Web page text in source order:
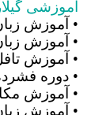
آموزشی گیلار
• آموزش زبان
• آموزش زبان
• آموزش تافل
• دوره فشرده
• آموزش
• آموزش زبان